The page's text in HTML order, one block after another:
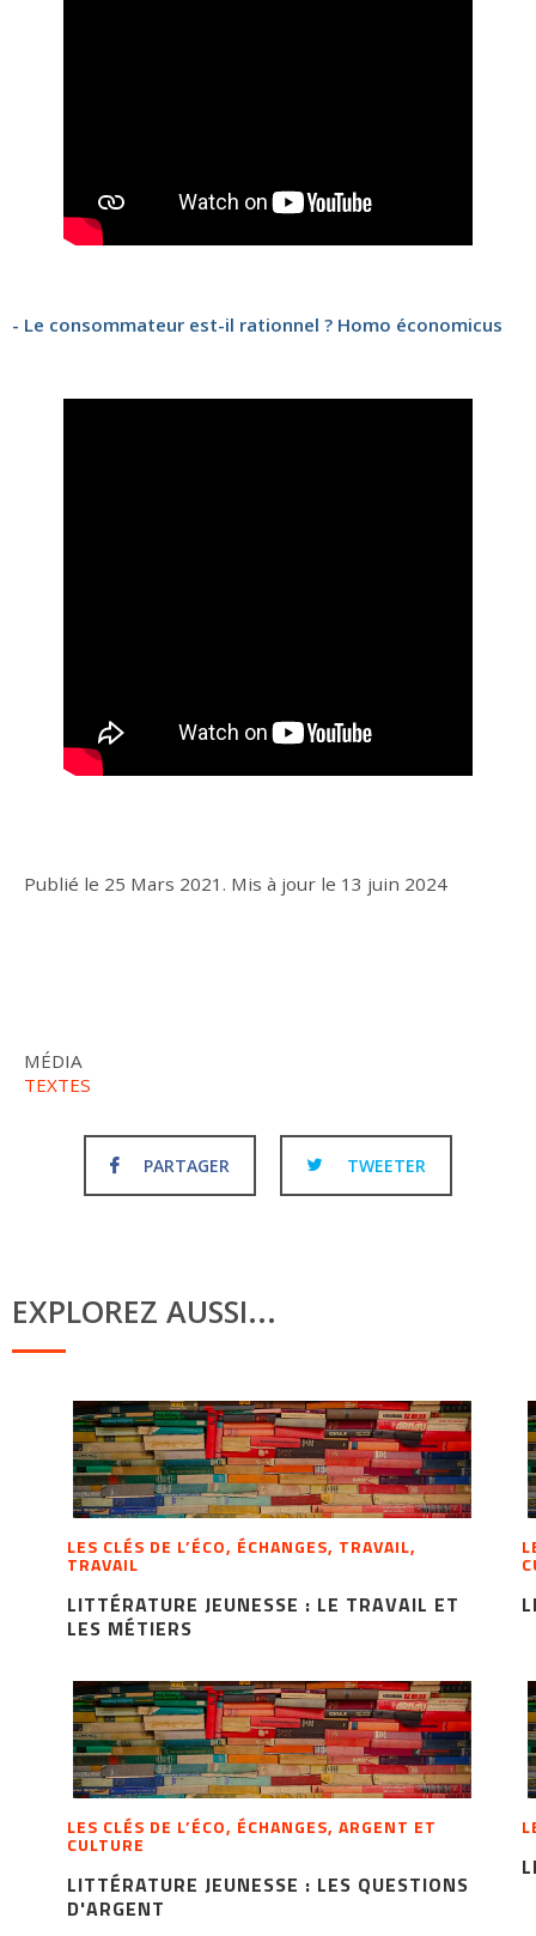
- Le consommateur est-il rationnel ? Homo économicus
Publié le 25 Mars 2021 . Mis à jour le 13 juin 2024
MÉDIA
TEXTES
PARTAGER TWEETER
EXPLOREZ AUSSI...
LES CLÉS DE L’ÉCO, ÉCHANGES, TRAVAIL,
TRAVAIL
LITTÉRATURE JEUNESSE : LE TRAVAIL ET
LES MÉTIERS
LES CLÉS DE L’ÉCO, ÉCHANGES, ARGENT ET
CULTURE
LITTÉRATURE JEUNESSE : LES QUESTIONS
D'ARGENT